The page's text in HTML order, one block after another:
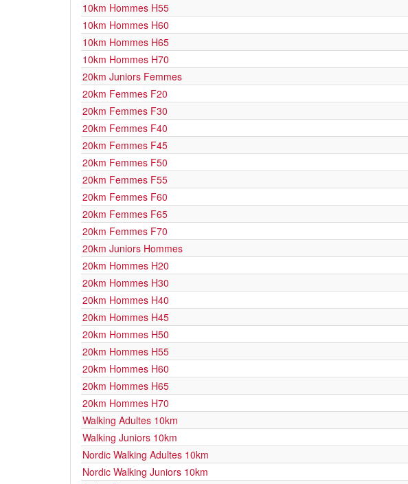
10km Hommes H55
10km Hommes H60
10km Hommes H65
10km Hommes H70
20km Juniors Femmes
20km Femmes F20
20km Femmes F30
20km Femmes F40
20km Femmes F45
20km Femmes F50
20km Femmes F55
20km Femmes F60
20km Femmes F65
20km Femmes F70
20km Juniors Hommes
20km Hommes H20
20km Hommes H30
20km Hommes H40
20km Hommes H45
20km Hommes H50
20km Hommes H55
20km Hommes H60
20km Hommes H65
20km Hommes H70
Walking Adultes 10km
Walking Juniors 10km
Nordic Walking Adultes 10km
Nordic Walking Juniors 10km